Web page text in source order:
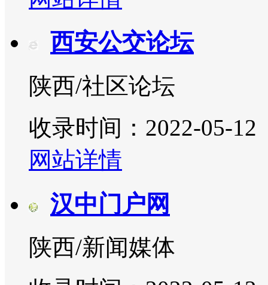
西安公交论坛
陕西/社区论坛
收录时间：2022-05-12
网站详情
汉中门户网
陕西/新闻媒体